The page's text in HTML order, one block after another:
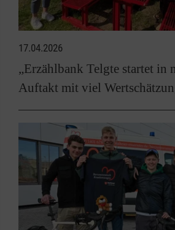
17.04.2026
„Erzählbank Telgte startet in
Auftakt mit viel